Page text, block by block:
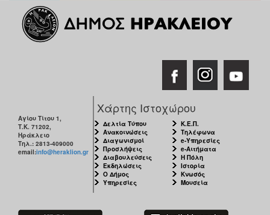
Αγίου Τίτου 1,
Τ.Κ. 71202,
Ηράκλειο
Τηλ.: 2813-409000
email:info@heraklion.gr
Χάρτης Ιστοχώρου
Δελτία Τύπου
Ανακοινώσεις
Διαγωνισμοί
Προσλήψεις
Διαβουλεύσεις
Εκδηλώσεις
Ο Δήμος
Υπηρεσίες
Κ.Ε.Π.
Τηλέφωνα
e-Υπηρεσίες
e-Αιτήματα
Η Πόλη
Ιστορία
Κνωσός
Μουσεία